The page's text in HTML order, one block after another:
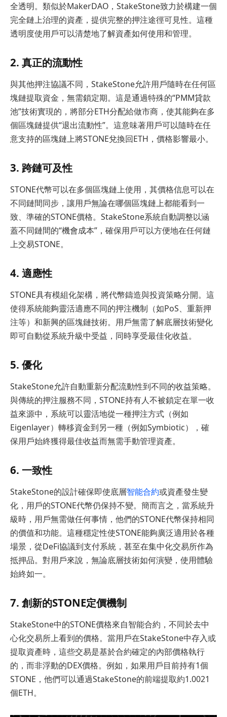
全透明。類似於MakerDAO，StakeStone致力於構建一個
完全鏈上治理的資產，提供完整的押注途徑可見性。這種
透明度使用戶可以清楚地了解資產如何使用和管理。
2. 真正的流動性
與其他押注協議不同，StakeStone允許用戶隨時在任何區
塊鏈提取資金，無需鎖定期。這是通過特殊的“PMM貸款
池”技術實現的，將部分ETH分配給做市商，使其能夠在多
個區塊鏈提供“退出流動性”。這意味著用戶可以隨時在任
意支持的區塊鏈上將STONE兌換回ETH，價格影響最小。
3. 跨鏈可及性
STONE代幣可以在多個區塊鏈上使用，其價格信息可以在
不同鏈間同步，讓用戶無論在哪個區塊鏈上都能看到一
致、準確的STONE價格。StakeStone系統自動調整以涵
蓋不同鏈間的“機會成本”，確保用戶可以方便地在任何鏈
上交易STONE。
4. 適應性
STONE具有模組化架構，將代幣鑄造與投資策略分開。這
使得系統能夠靈活適應不同的押注機制（如PoS、重新押
注等）和新興的區塊鏈技術。用戶無需了解底層技術變化
即可自動從系統升級中受益，同時享受最佳化收益。
5. 優化
StakeStone允許自動重新分配流動性到不同的收益策略。
與傳統的押注服務不同，STONE持有人不被鎖定在單一收
益來源中，系統可以靈活地從一種押注方式（例如
Eigenlayer）轉移資金到另一種（例如Symbiotic），確
保用戶始終獲得最佳收益而無需手動管理資產。
6. 一致性
StakeStone的設計確保即使底層智能合約或資產發生變
化，用戶的STONE代幣仍保持不變。簡而言之，當系統升
級時，用戶無需做任何事情，他們的STONE代幣保持相同
的價值和功能。這種穩定性使STONE能夠廣泛適用於各種
場景，從DeFi協議到支付系統，甚至在集中化交易所作為
抵押品。對用戶來說，無論底層技術如何演變，使用體驗
始終如一。
7. 創新的STONE定價機制
StakeStone中的STONE價格來自智能合約，不同於去中
心化交易所上看到的價格。當用戶在StakeStone中存入或
提取資產時，這些交易是基於合約確定的內部價格執行
的，而非浮動的DEX價格。例如，如果用戶目前持有1個
STONE，他們可以通過StakeStone的前端提取約1.0021
個ETH。